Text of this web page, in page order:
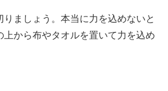
りましょう。本当に力を込めないと
上から布やタオルを置いて力を込め